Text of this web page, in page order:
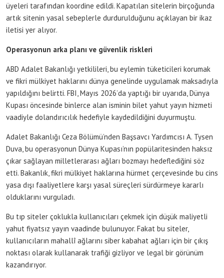
üyeleri tarafından koordine edildi. Kapatılan sitelerin birçoğunda
artık sitenin yasal sebeplerle durdurulduğunu açıklayan bir ikaz
iletisi yer alıyor.
Operasyonun arka planı ve güvenlik riskleri
ABD Adalet Bakanlığı yetkilileri, bu eylemin tüketicileri korumak
ve fikri mülkiyet haklarını dünya genelinde uygulamak maksadıyla
yapıldığını belirtti. FBI, Mayıs 2026’da yaptığı bir uyarıda, Dünya
Kupası öncesinde binlerce alan isminin bilet yahut yayın hizmeti
vaadiyle dolandırıcılık hedefiyle kaydedildiğini duyurmuştu.
Adalet Bakanlığı Ceza Bölümü’nden Başsavcı Yardımcısı A. Tysen
Duva, bu operasyonun Dünya Kupası’nın popülaritesinden haksız
çıkar sağlayan milletlerarası ağları bozmayı hedeflediğini söz
etti. Bakanlık, fikri mülkiyet haklarına hürmet çerçevesinde bu cins
yasa dışı faaliyetlere karşı yasal süreçleri sürdürmeye kararlı
olduklarını vurguladı.
Bu tıp siteler çoklukla kullanıcıları çekmek için düşük maliyetli
yahut fiyatsız yayın vaadinde bulunuyor. Fakat bu siteler,
kullanıcıların mahallî ağlarını siber kabahat ağları için bir çıkış
noktası olarak kullanarak trafiği gizliyor ve legal bir görünüm
kazandırıyor.